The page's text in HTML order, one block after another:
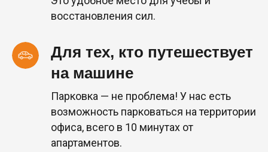
восстановления сил.
Для тех, кто путешествует
на машине
Парковка — не проблема! У нас есть
возможность парковаться на территории
офиса, всего в 10 минутах от
апартаментов.